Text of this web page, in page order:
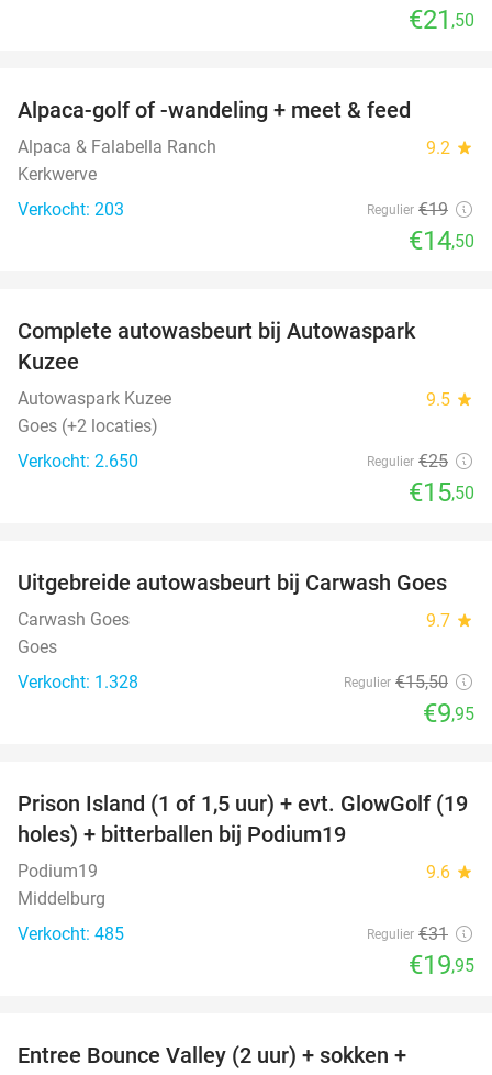
€21 ,50
Alpaca-golf of -wandeling + meet & feed
Alpaca & Falabella Ranch 9.2 star
Kerkwerve
Verkocht: 203
Regulier €19
€14,50
Complete autowasbeurt bij Autowaspark
Kuzee
Autowaspark Kuzee 9.5 star
Goes (+2 locaties)
Verkocht: 2.650
Regulier €25
€15,50
36%
Uitgebreide autowasbeurt bij Carwash Goes
Carwash Goes 9.7 star
Goes
Verkocht: 1.328
Regulier €15,50
€9,95
36%
Prison Island (1 of 1,5 uur) + evt. GlowGolf (19
holes) + bitterballen bij Podium19
Podium19 9.6 star
Middelburg
Verkocht: 485
Regulier €31
€19,95
Entree Bounce Valley (2 uur) + sokken +